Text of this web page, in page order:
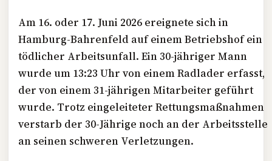
Am 16. oder 17. Juni 2026 ereignete sich in
Hamburg-Bahrenfeld auf einem Betriebshof ein
tödlicher Arbeitsunfall. Ein 30-jähriger Mann
wurde um 13:23 Uhr von einem Radlader erfasst,
der von einem 31-jährigen Mitarbeiter geführt
wurde. Trotz eingeleiteter Rettungsmaßnahmen
verstarb der 30-Jährige noch an der Arbeitsstelle
an seinen schweren Verletzungen.